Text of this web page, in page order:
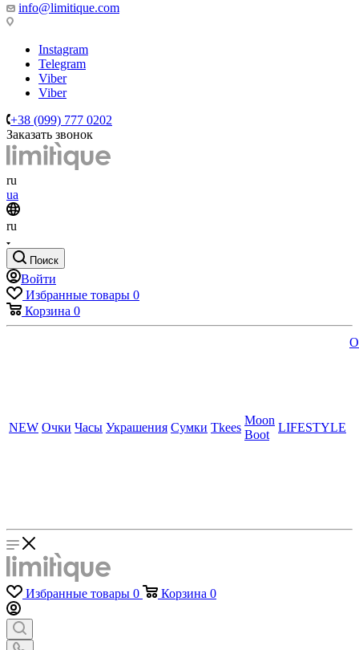
info@limitique.com
Instagram
Telegram
Viber
Viber
+38 (099) 777 0202
Заказать звонок
ru
ua
ru
Поиск
Войти
Избранные товары 0
Корзина 0
NEW Очки Часы Украшения Сумки Tkees
Moon
Boot
LIFESTYLE
Избранные товары 0 Корзина 0